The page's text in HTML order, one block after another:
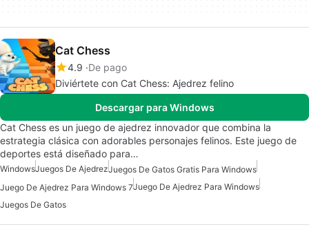
Cat Chess
4.9 De pago
Diviértete con Cat Chess: Ajedrez felino
Descargar para Windows
Cat Chess es un juego de ajedrez innovador que combina la
estrategia clásica con adorables personajes felinos. Este juego de
deportes está diseñado para…
WindowsJuegos De AjedrezJuegos De Gatos Gratis Para Windows
Juego De Ajedrez Para Windows 7Juego De Ajedrez Para Windows
Juegos De Gatos